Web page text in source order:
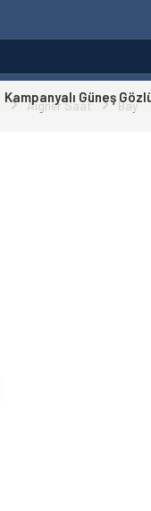
Kampanyalı Güneş
Aigner Saat Bay